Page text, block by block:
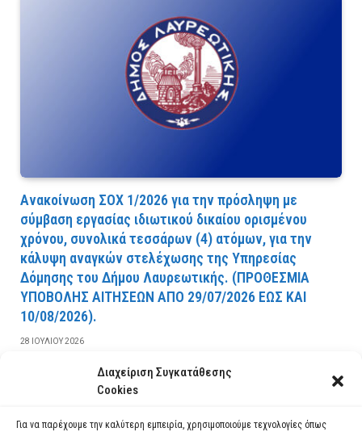
Διαχείριση Συγκατάθεσης
Cookies
Για να παρέχουμε την καλύτερη εμπειρία, χρησιμοποιούμε τεχνολογίες όπως
Ανακοίνωση ΣΟΧ 1/2026 για την πρόσληψη με
σύμβαση εργασίας ιδιωτικού δικαίου ορισμένου
χρόνου, συνολικά τεσσάρων (4) ατόμων, για την
κάλυψη αναγκών στελέχωσης της Υπηρεσίας
Δόμησης του Δήμου Λαυρεωτικής. (ΠPOΘEΣMIA
YΠOBOΛHΣ AITHΣEΩN AΠO 29/07/2026 EΩΣ KAI
10/08/2026).
28 ΙΟΥΛΊΟΥ 2026
ΔΙΑΒΆΣΤΕ ΠΕΡΙΣΣΌΤΕΡΑ